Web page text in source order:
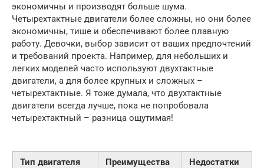
экономичны и производят больше шума.
Четырехтактные двигатели более сложны, но они более
экономичны, тише и обеспечивают более плавную
работу. Девочки, выбор зависит от ваших предпочтений
и требований проекта. Например, для небольших и
легких моделей часто используют двухтактные
двигатели, а для более крупных и сложных –
четырехтактные. Я тоже думала, что двухтактные
двигатели всегда лучше, пока не попробовала
четырехтактный – разница ощутимая!
Тип двигателя Преимущества Недостатки